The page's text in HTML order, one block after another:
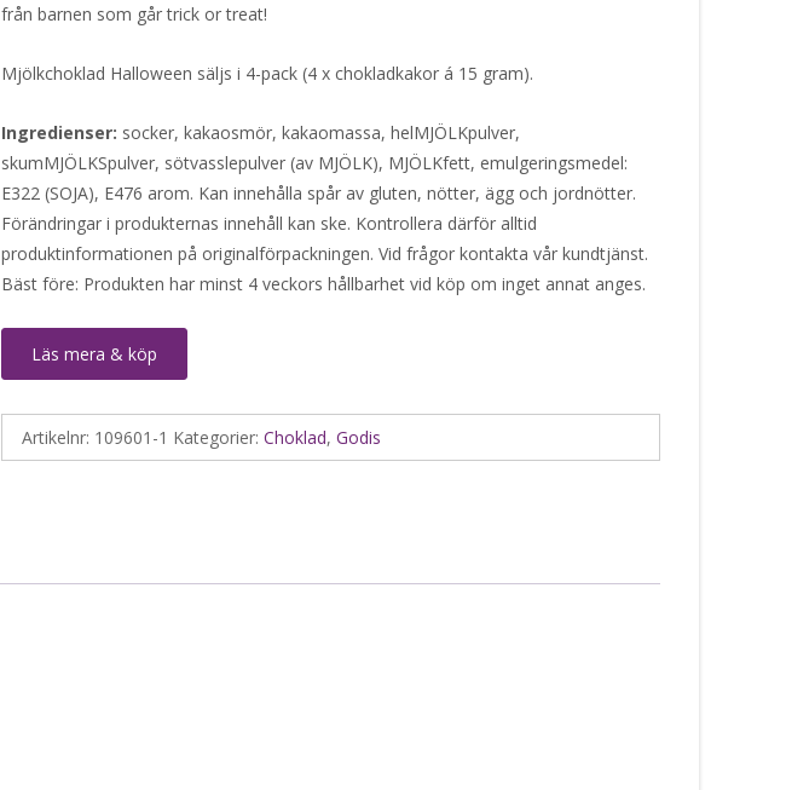
från barnen som går trick or treat!
Mjölkchoklad Halloween säljs i 4-pack (4 x chokladkakor á 15 gram).
Ingredienser: socker, kakaosmör, kakaomassa, helMJÖLKpulver,
skumMJÖLKSpulver, sötvasslepulver (av MJÖLK), MJÖLKfett, emulgeringsmedel:
E322 (SOJA), E476 arom. Kan innehålla spår av gluten, nötter, ägg och jordnötter.
Förändringar i produkternas innehåll kan ske. Kontrollera därför alltid
produktinformationen på originalförpackningen. Vid frågor kontakta vår kundtjänst.
Bäst före: Produkten har minst 4 veckors hållbarhet vid köp om inget annat anges.
Läs mera & köp
Artikelnr: 109601-1 Kategorier: Choklad, Godis